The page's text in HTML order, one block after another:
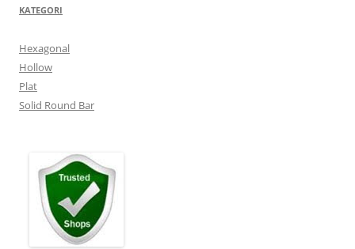
KATEGORI
Hexagonal
Hollow
Plat
Solid Round Bar